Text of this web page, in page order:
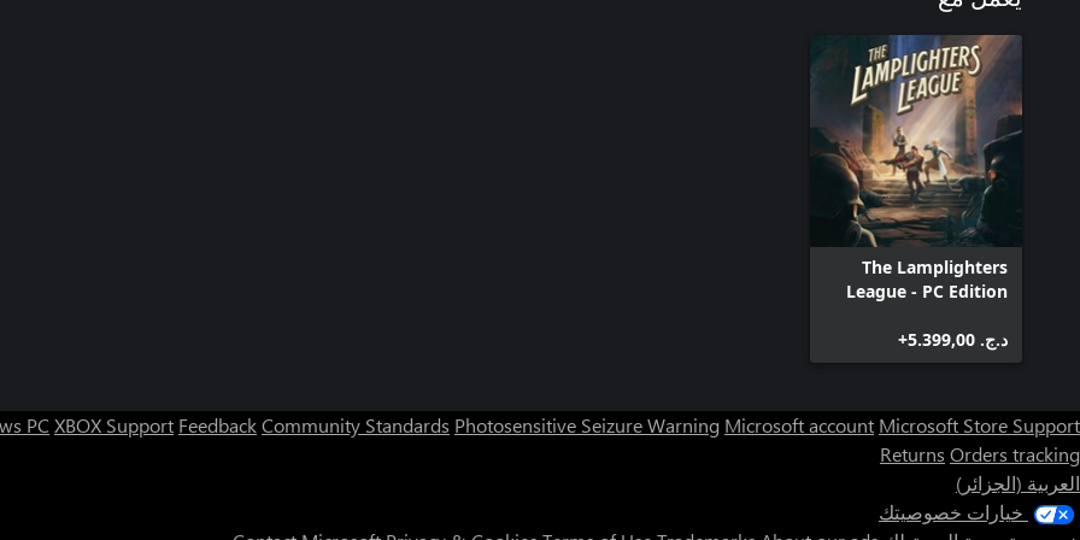
The Lamplighters
League - PC Edition
د.ج.‏ 5.399,00+
PC XBOX Support FeedbackCommunity Standards Photosensitive Seizure Warning Microsoft account Microsoft Store Support
Returns Orders tracking
العربية (الجزائر)
خيارات خصوصيتك